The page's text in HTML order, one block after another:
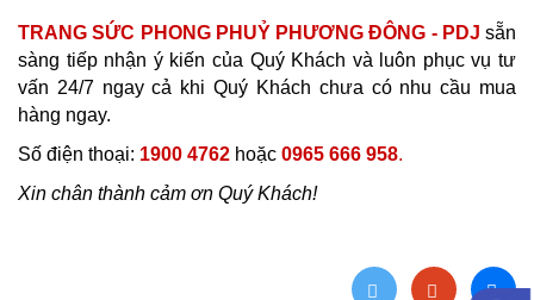
TRANG SỨC PHONG PHUỶ PHƯƠNG ĐÔNG - PDJ sẵn
sàng tiếp nhận ý kiến của Quý Khách và luôn phục vụ tư
vấn 24/7 ngay cả khi Quý Khách chưa có nhu cầu mua
hàng ngay.
Số điện thoại: 1900 4762 hoặc 0965 666 958.
Xin chân thành cảm ơn Quý Khách!